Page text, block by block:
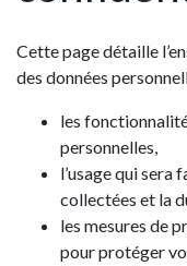
Cette page détaille
des données
les
personnelles,
l’usage qui sera
collectées et la
les mesures de
pour protéger